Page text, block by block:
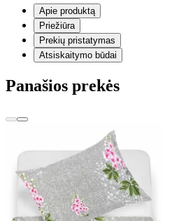
Apie produktą
Priežiūra
Prekių pristatymas
Atsiskaitymo būdai
Panašios prekės